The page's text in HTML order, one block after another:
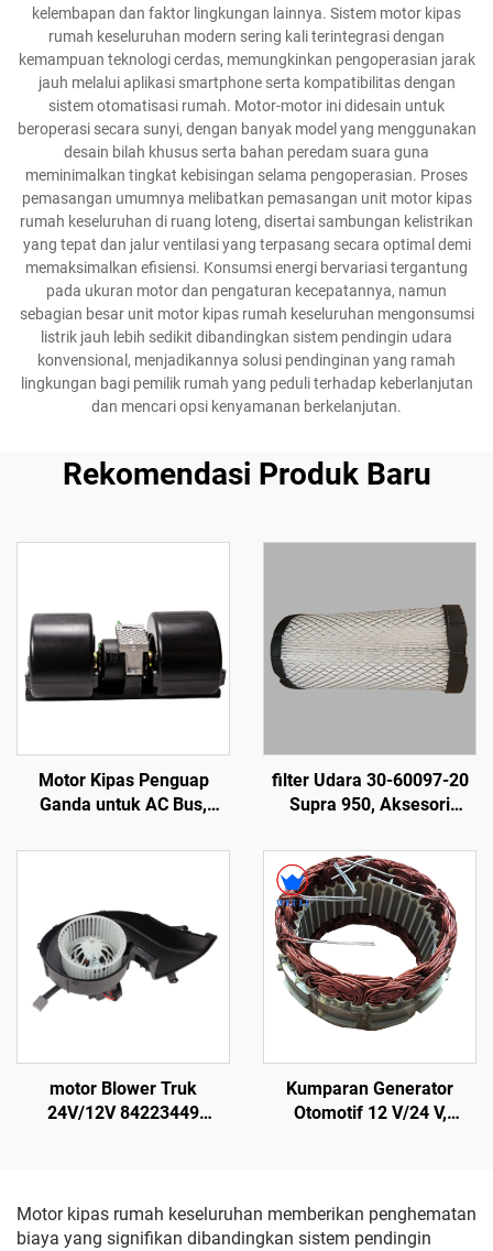
kelembapan dan faktor lingkungan lainnya. Sistem motor kipas
rumah keseluruhan modern sering kali terintegrasi dengan
kemampuan teknologi cerdas, memungkinkan pengoperasian jarak
jauh melalui aplikasi smartphone serta kompatibilitas dengan
sistem otomatisasi rumah. Motor-motor ini didesain untuk
beroperasi secara sunyi, dengan banyak model yang menggunakan
desain bilah khusus serta bahan peredam suara guna
meminimalkan tingkat kebisingan selama pengoperasian. Proses
pemasangan umumnya melibatkan pemasangan unit motor kipas
rumah keseluruhan di ruang loteng, disertai sambungan kelistrikan
yang tepat dan jalur ventilasi yang terpasang secara optimal demi
memaksimalkan efisiensi. Konsumsi energi bervariasi tergantung
pada ukuran motor dan pengaturan kecepatannya, namun
sebagian besar unit motor kipas rumah keseluruhan mengonsumsi
listrik jauh lebih sedikit dibandingkan sistem pendingin udara
konvensional, menjadikannya solusi pendinginan yang ramah
lingkungan bagi pemilik rumah yang peduli terhadap keberlanjutan
dan mencari opsi kenyamanan berkelanjutan.
Rekomendasi Produk Baru
Motor Kipas Penguap
Ganda untuk AC Bus,
filter Udara 30-60097-20
Supra 950, Aksesori
Transportasi, Aksesori
Kendaraan Berpendingin
motor Blower Truk
24V/12V 84223449
Kumparan Generator
Otomotif 12 V/24 V,
Bus AVI144
Motor kipas rumah keseluruhan memberikan penghematan
biaya yang signifikan dibandingkan sistem pendingin